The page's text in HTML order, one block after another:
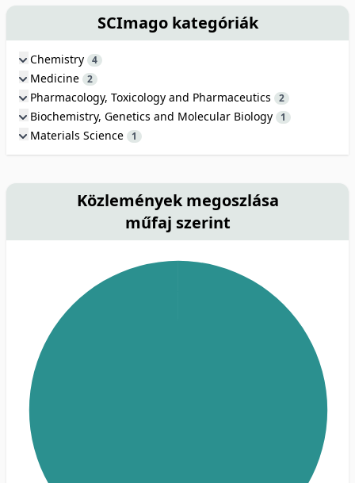
SCImago kategóriák
Chemistry 4
Medicine 2
Pharmacology, Toxicology and Pharmaceutics 2
Biochemistry, Genetics and Molecular Biology 1
Materials Science 1
Közlemények megoszlása
műfaj szerint